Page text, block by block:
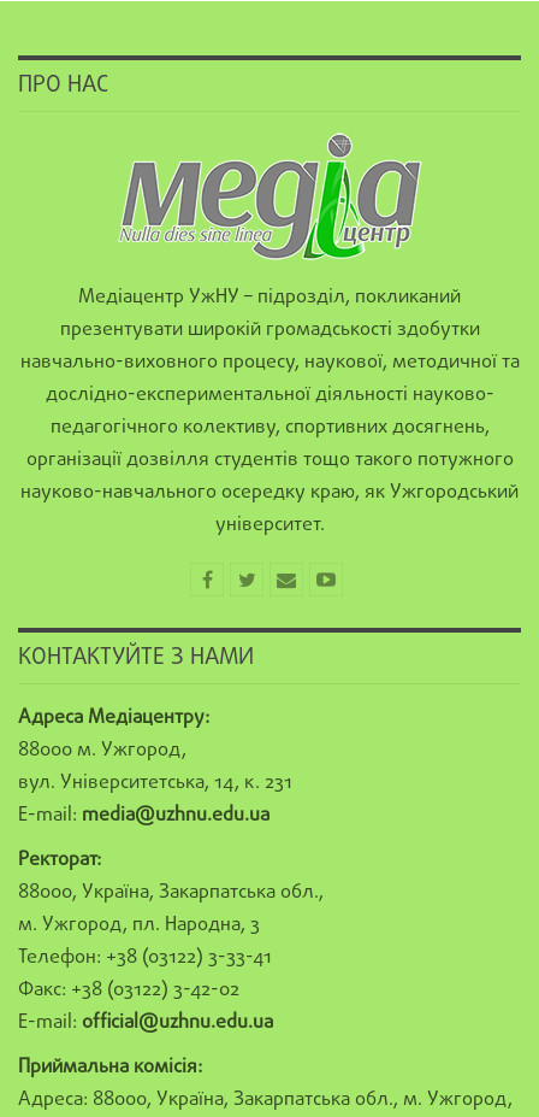
ПРО НАС
Медіацентр УжНУ – підрозділ, покликаний
презентувати широкій громадськості здобутки
навчально-виховного процесу, наукової, методичної та
дослідно-експериментальної діяльності науково-
педагогічного колективу, спортивних досягнень,
організації дозвілля студентів тощо такого потужного
науково-навчального осередку краю, як Ужгородський
університет.
КОНТАКТУЙТЕ З НАМИ
Адреса Медіацентру:
88000 м. Ужгород,
вул. Університетська, 14, к. 231
E-mail: media@uzhnu.edu.ua
Ректорат:
88000, Україна, Закарпатська обл.,
м. Ужгород, пл. Народна, 3
Телефон: +38 (03122) 3-33-41
Факс: +38 (03122) 3-42-02
E-mail: official@uzhnu.edu.ua
Приймальна комісія:
Адреса: 88000, Україна, Закарпатська обл., м. Ужгород,